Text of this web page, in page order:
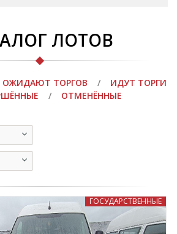
ЛОТОВ
ОЖИДАЮТ ТОРГОВ /
ИДУТ ТОРГИ
/ ОТМЕНЁННЫЕ
ГОСУДАРСТВЕННЫЕ